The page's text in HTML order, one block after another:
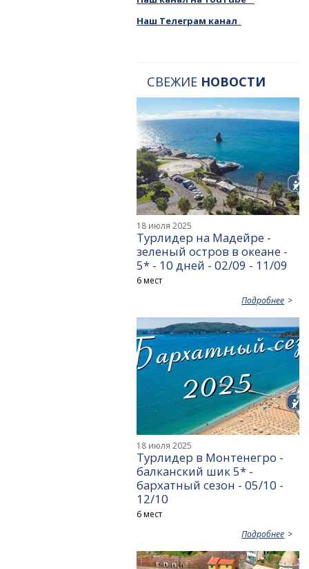
Наш Телеграм канал
СВЕЖИЕ НОВОСТИ
18 июля 2025
Турлидер на Мадейре -
зеленый остров в океане -
5* - 10 дней - 02/09 - 11/09
6 мест
Подробнее
18 июля 2025
Турлидер в Монтенегро -
балканский шик 5* -
бархатный сезон - 05/10 -
12/10
6 мест
Подробнее